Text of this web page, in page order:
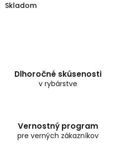
Skladom
Dlhoročné skúsenosti
v rybárstve
Vernostný program
pre verných zákazníkov